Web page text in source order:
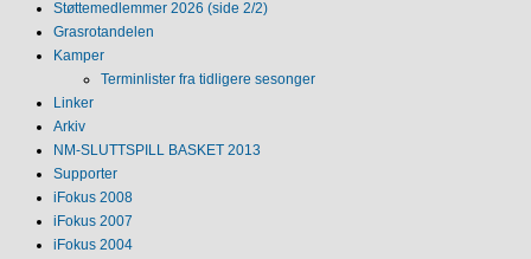
Støttemedlemmer 2026 (side 2/2)
Grasrotandelen
Kamper
Terminlister fra tidligere sesonger
Linker
Arkiv
NM‐SLUTTSPILL BASKET 2013
Supporter
iFokus 2008
iFokus 2007
iFokus 2004